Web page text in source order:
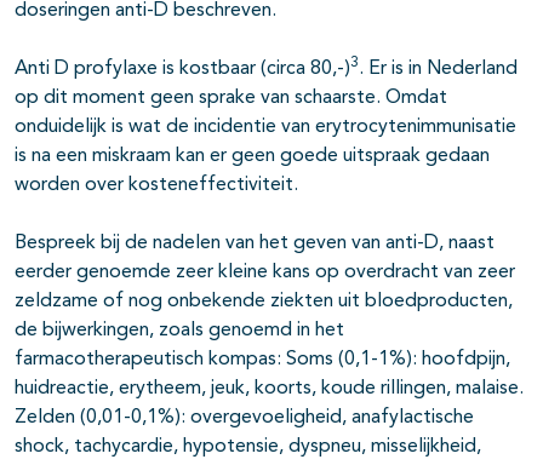
doseringen anti-D beschreven.
Anti D profylaxe is kostbaar (circa 80,-)3. Er is in Nederland
op dit moment geen sprake van schaarste. Omdat
onduidelijk is wat de incidentie van erytrocytenimmunisatie
is na een miskraam kan er geen goede uitspraak gedaan
worden over kosteneffectiviteit.
Bespreek bij de nadelen van het geven van anti-D, naast
eerder genoemde zeer kleine kans op overdracht van zeer
zeldzame of nog onbekende ziekten uit bloedproducten,
de bijwerkingen, zoals genoemd in het
farmacotherapeutisch kompas: Soms (0,1-1%): hoofdpijn,
huidreactie, erytheem, jeuk, koorts, koude rillingen, malaise.
Zelden (0,01-0,1%): overgevoeligheid, anafylactische
shock, tachycardie, hypotensie, dyspneu, misselijkheid,